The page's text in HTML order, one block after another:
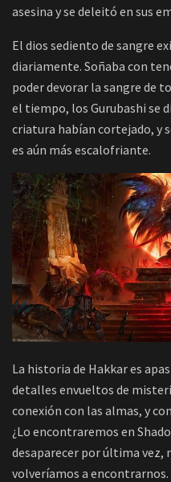
asesina y se deleitó en sus
El dios sediento de sangre
diariamente. Soñaba con
poder devorar la sangre de
el tiempo, los Gurubashi se
criatura habían cortejado, y
es aún más escalofriante.
La historia de Hakkar es
detalles envueltos de
conexión con las almas, y
¿Lo encontraremos en
desaparecer por última vez,
volveríamos a encontrarnos.